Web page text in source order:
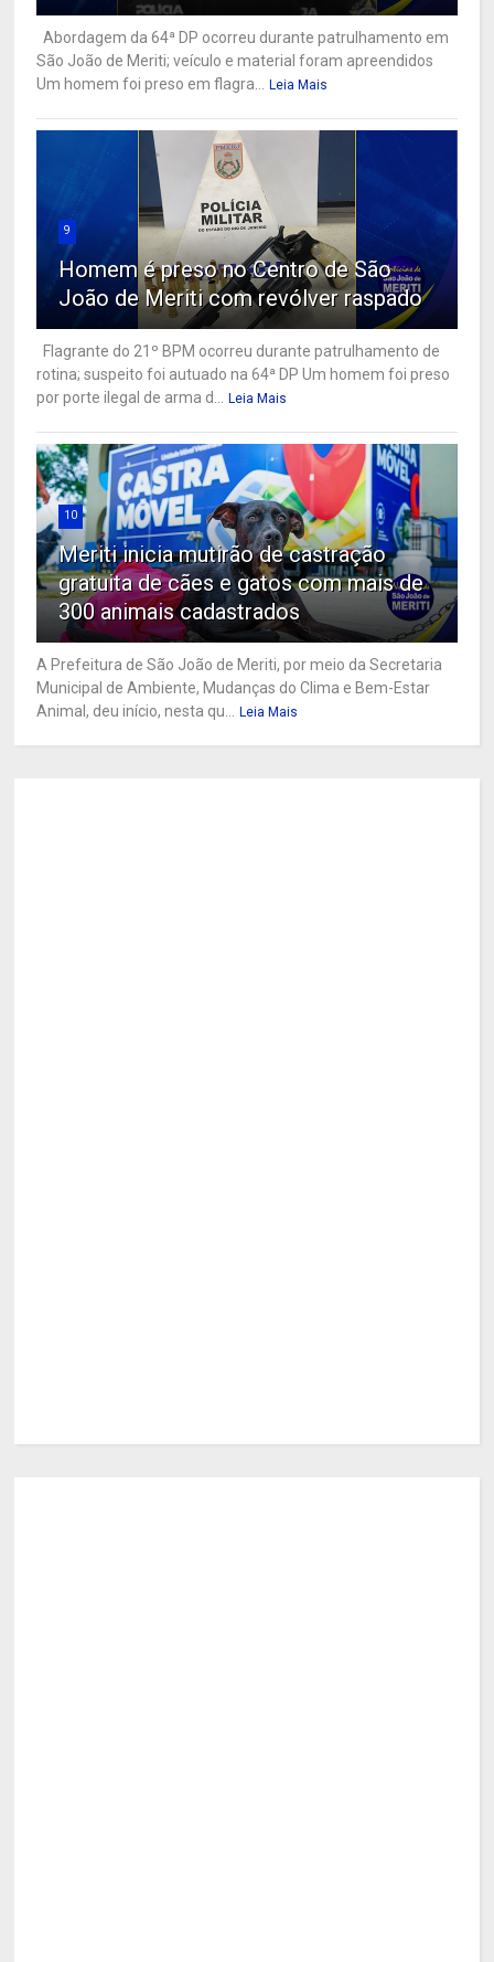
Abordagem da 64ª DP ocorreu durante patrulhamento em
São João de Meriti; veículo e material foram apreendidos
Um homem foi preso em flagra... Leia Mais
9
Homem é preso no Centro de São
João de Meriti com revólver raspado
Flagrante do 21º BPM ocorreu durante patrulhamento de
rotina; suspeito foi autuado na 64ª DP Um homem foi preso
por porte ilegal de arma d... Leia Mais
10
Meriti inicia mutirão de castração
gratuita de cães e gatos com mais de
300 animais cadastrados
A Prefeitura de São João de Meriti, por meio da Secretaria
Municipal de Ambiente, Mudanças do Clima e Bem-Estar
Animal, deu início, nesta qu... Leia Mais